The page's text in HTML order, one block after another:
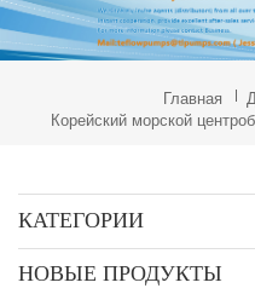
Главная
Корейский морской
КАТЕГОРИИ
НОВЫЕ ПРОДУКТЫ